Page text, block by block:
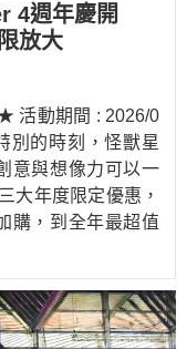
4週年慶開
放大
活動期間 : 2026/0
別的時刻，怪獸星
意與想像力可以一
大年度限定優惠，
購，到全年最超值